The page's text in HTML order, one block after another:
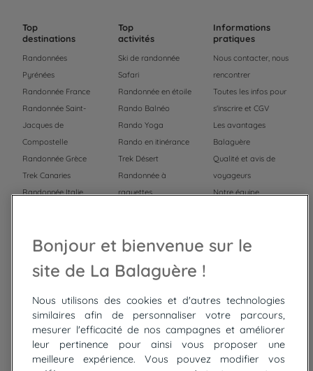
Top
destinations
Randonnées
Pyrénées
Randonnée France
Randonnée Saint-
Jacques de
Compostelle
Randonnée Grèce
Trek Canaries
Randonnée Italie
Trek Mauritanie
Top
activités
Ski de randonnée
Safari
Randonnée en étoile
Rando Balnéo
Rando Yoga
Rando en itinérance
Trek Désert
Randonnée à
raquettes
Trek
Informations
pratiques
Nous contacter, nous
rencontrer
Toutes les infos pour
s'inscrire et CGV
Les avantages
Balaguère
Qualité et avis de
voyageurs
Notre équipe
Top
circuits
Tour du lac de Constance à vélo
Cyclades : Amorgos et Naxos
Randonnée aux Bardenas Reales
Bonjour et bienvenue sur le
site de La Balaguère !
Nous utilisons des cookies et d'autres technologies
similaires afin de personnaliser votre parcours,
mesurer l'efficacité de nos campagnes et améliorer
leur pertinence pour ainsi vous proposer une
meilleure expérience. Vous pouvez modifier vos